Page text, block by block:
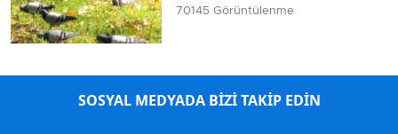
70145 Görüntülenme
SOSYAL MEDYADA BİZİ TAKİP EDİN